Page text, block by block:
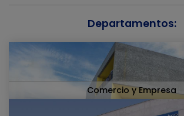
Departamentos:
Comercio y Empresa